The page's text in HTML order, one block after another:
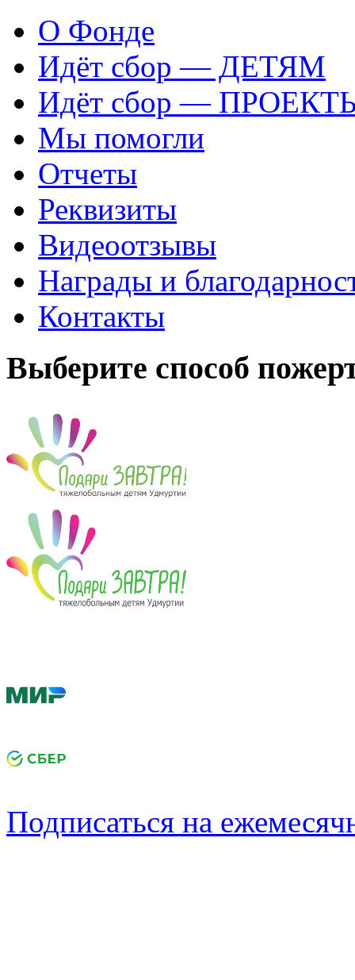
О Фонде
Идёт сбор — ДЕТЯМ
Идёт сбор —
Мы помогли
Отчеты
Реквизиты
Видеоотзывы
Награды и
Контакты
Выберите способ
Подписаться на